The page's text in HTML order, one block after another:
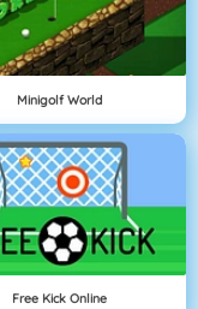
Minigolf World
Free Kick Online